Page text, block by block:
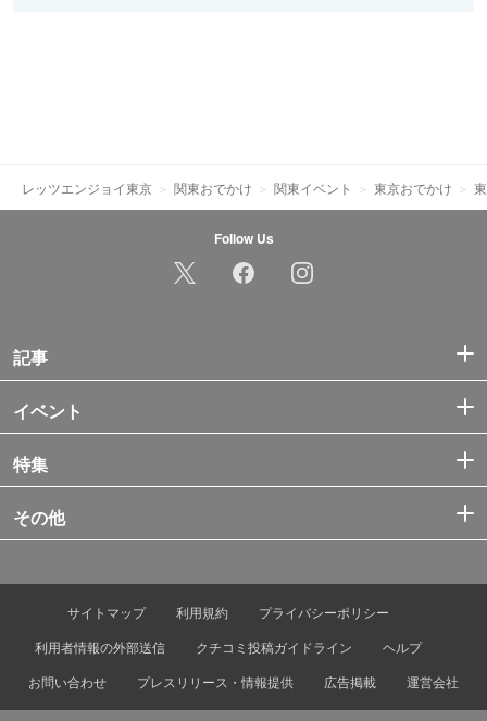
レッツエンジョイ東京 関東おでかけ 関東イベント 東京おでかけ
Follow Us
記事
イベント
特集
その他
サイトマップ 利用規約
プライバシーポリシー
利用者情報の外部送信
クチコミ投稿ガイドライン
ヘルプ
お問い合わせ
プレスリリース・情報提供 広告掲載 運営会社